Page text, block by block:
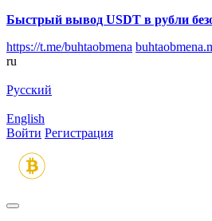
Быстрый вывод USDT в рубли
https://t.me/buhtaobmena
ru
Русский
English
Войти Регистрация